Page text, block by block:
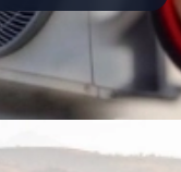
https://yeukhoahoc.edu.vn/o-nhiem-nhiet-do-do-thi